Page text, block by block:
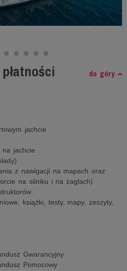
do góry
jachcie
jachcie
z nawigacji na mapach oraz
na silniku i na żaglach)
książki, testy, mapy, zeszyty,
Gwarancyjny
Pomocowy